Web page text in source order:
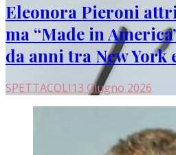
Eleonora Pieroni
ma “Made in
da anni tra New York
SPETTACOLI13 Giugno 2026